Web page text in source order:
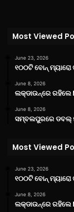
Most Viewed
June 23, 2026
୧୦୦ଟି ବୋନ୍ ମ୍ୟାରୋ
June 8, 2026
ଲକ୍‌ଡାଉନ୍‌ରେ ରହିଲେ
June 8, 2026
ସମ୍ବଲପୁରରେ ଡବଲ୍
Most Viewed
June 23, 2026
୧୦୦ଟି ବୋନ୍ ମ୍ୟାରୋ
June 8, 2026
ଲକ୍‌ଡାଉନ୍‌ରେ ରହିଲେ